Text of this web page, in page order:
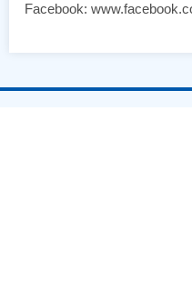
Facebook: